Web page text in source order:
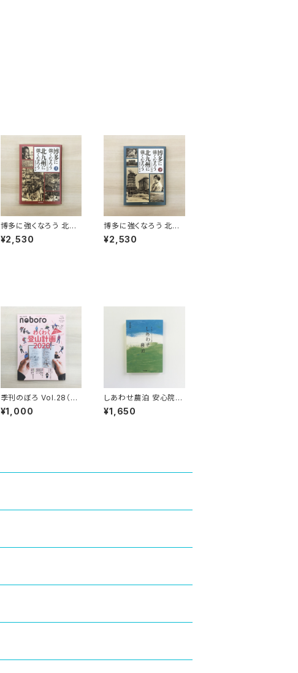
博多に強くなろう 北九
州に強くなろう 100の
物語 上巻
¥2,530
博多に強くなろう 北九
州に強くなろう 100の
物語 下巻
¥2,530
季刊のぼろ Vol.28（20
20・春）
¥1,000
しあわせ農泊 安心院グ
リーンツーリズム物語
¥1,650